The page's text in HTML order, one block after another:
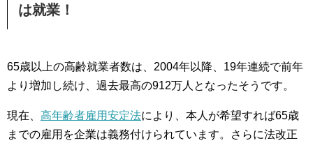
は就業！
65歳以上の高齢就業者数は、2004年以降、19年連続で前年
より増加し続け、過去最高の912万人となったそうです。
現在、 高年齢者雇用安定法により、本人が希望すれば65歳
までの雇用を企業は義務付けられています。さらに法改正